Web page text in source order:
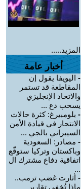
المزيد.....
أخبار عامة
- اليويفا يقول إن
المقاطعة قد تستمر
والاتحاد الإنجليزي
يسحب دع ...
- بلومبيرغ: كثرة حالات
الانتحار في قيادة الأمن
السيبراني بالجي ...
- مصادر: السعودية
وباكستان وتركيا ستوقّع
اتفاقية دفاع مشترك ال
...
- أثارت غضب ترمب..
ماذا تُخفي تقارير